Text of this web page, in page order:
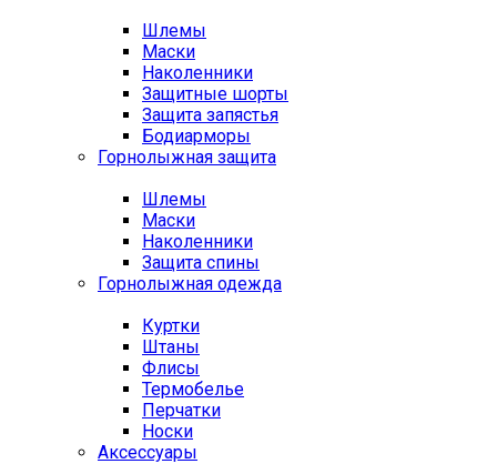
Шлемы
Маски
Наколенники
Защитные шорты
Защита запястья
Бодиарморы
Горнолыжная защита
Шлемы
Маски
Наколенники
Защита спины
Горнолыжная одежда
Куртки
Штаны
Флисы
Термобелье
Перчатки
Носки
Аксессуары